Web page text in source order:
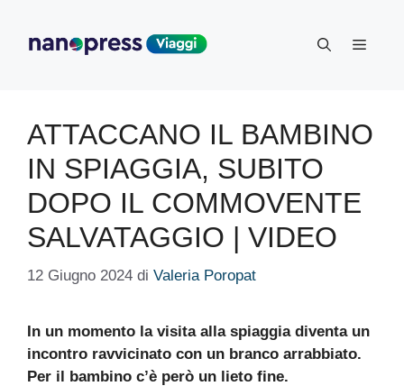
contenuto
Menu
ATTACCANO IL BAMBINO
IN SPIAGGIA, SUBITO
DOPO IL COMMOVENTE
SALVATAGGIO | VIDEO
12 Giugno 2024 di Valeria Poropat
In un momento la visita alla spiaggia diventa un
incontro ravvicinato con un branco arrabbiato.
Per il bambino c’è però un lieto fine.